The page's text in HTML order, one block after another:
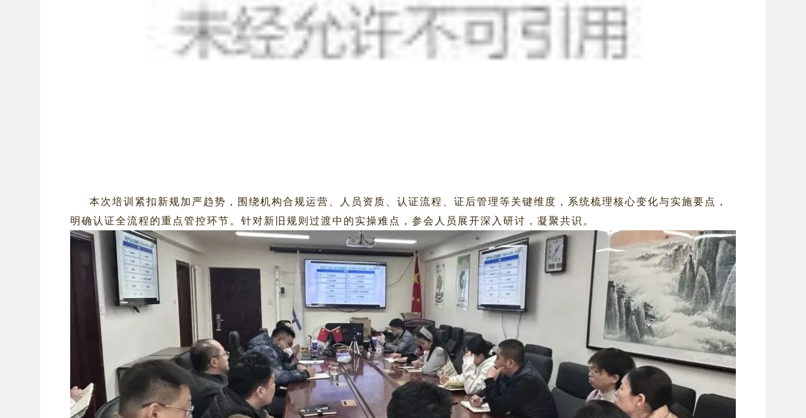
本次培训紧扣新规加严趋势，围绕机构合规运营、人员资质、认证流程、证后管理等关键维度，系统梳理核心变化与实施要点，
明确认证全流程的重点管控环节。针对新旧规则过渡中的实操难点，参会人员展开深入研讨，凝聚共识。